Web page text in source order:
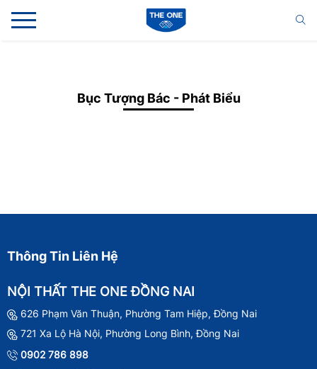
Bục Tượng Bác - Phát Biểu
Thông Tin Liên Hệ
NỘI THẤT THE ONE ĐỒNG NAI
626 Phạm Văn Thuận, Phường Tam Hiệp, Đồng Nai
721 Xa Lộ Hà Nội, Phường Long Bình, Đồng Nai
0902 786 898